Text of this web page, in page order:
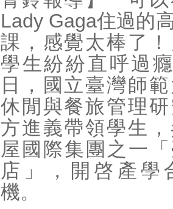
Lady Gaga住過的
課，感覺太棒了
學生紛紛直呼過
日，國立臺灣師
休閒與餐旅管理
方進義帶領學生
屋國際集團之一
店」，開啓產學
機。